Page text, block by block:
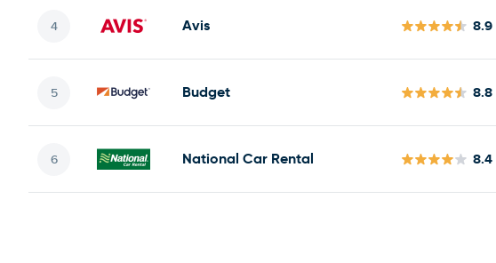
Avis 8.9
Budget 8.8
National Car Rental 8.4